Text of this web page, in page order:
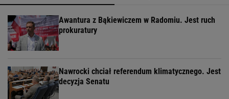
Awantura z Bąkiewiczem w Radomiu. Jest ruch
prokuratury
Nawrocki chciał referendum klimatycznego. Jest
decyzja Senatu